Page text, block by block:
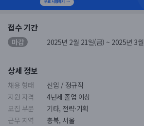
접수 기간
마감 2025년 2월 21일(금) ~ 2025년 3
상세 정보
채용 형태
신입 / 정규직
지원 자격
4년제 졸업 이상
모집 부문
기타, 전략·기획
근무 지역
충북, 서울